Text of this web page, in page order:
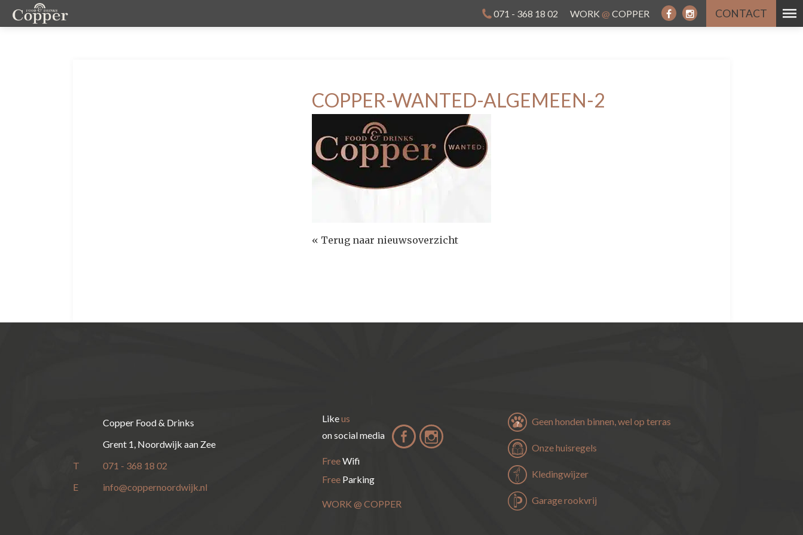
071 - 368 18 02 CONTACT
WORK @ COPPER
COPPER-WANTED-ALGEMEEN-2
« Terug naar nieuwsoverzicht
Copper Food & Drinks
Grent 1, Noordwijk aan Zee
T
071 - 368 18 02
E
info@coppernoordwijk.nl
Likeus
on social media
FreeWifi
FreeParking
WORK @ COPPER
Geen honden binnen, wel op terras
Onze huisregels
Kledingwijzer
Garage rookvrij